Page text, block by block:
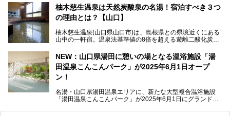
湯田温泉では、瑠璃光寺五重塔などの観光スポット、「そば
寿司」などのグルメスポット、なかには「女将劇場」なんて
一風変わった催しを実施している旅館もあり、観光を満喫で
この記事では、湯田温泉の魅力を味わえる宿泊施設や日帰り
ス方法も紹介します！
柚木慈生温泉は天然炭酸泉の名湯！宿泊すべき３つ
の理由とは？【山口】
柚木慈生温泉(山口県山口市)は、島根県との県境近くにある
山中の一軒宿。温泉法基準値の8倍を超える遊離二酸化炭素
親しまれています。
日帰り入浴も可能ですが、その真価を存分に満喫するならば
宿泊がベスト。今回は、知られざるその理由を詳細解説。温
泉ファンなら一度は行ってみたい炭酸泉の名湯を、存分にご
紹介します！
NEW：山口県湯田に憩いの場となる温浴施設「湯
田温泉こんこんパーク」が2025年6月1日オープ
ン！
名湯・山口県湯田温泉エリアに、新たな大型複合温浴施設
「湯田温泉こんこんパーク」が2025年6月1日にグランドオ